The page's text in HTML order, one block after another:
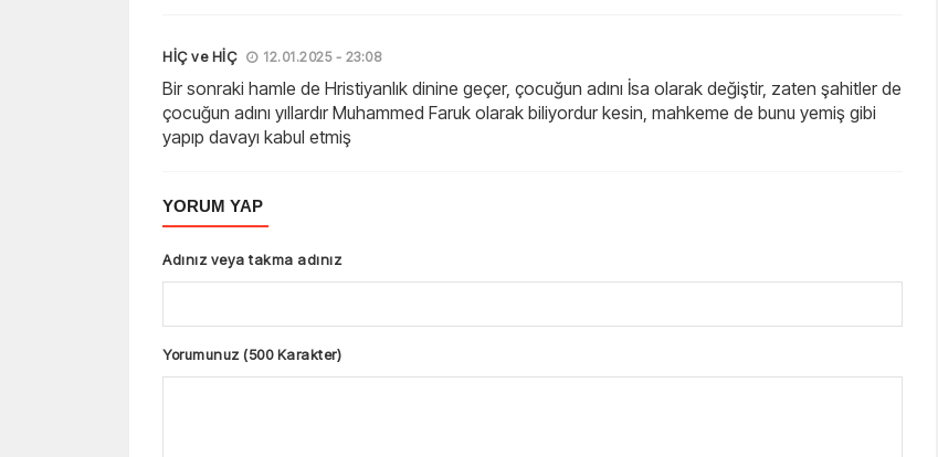
HİÇ ve HİÇ 12.01.2025 - 23:08
Bir sonraki hamle de Hristiyanlık dinine geçer, çocuğun adını İsa olarak değiştir, zaten şahitler de
çocuğun adını yıllardır Muhammed Faruk olarak biliyordur kesin, mahkeme de bunu yemiş gibi
yapıp davayı kabul etmiş
YORUM YAP
Adınız veya takma adınız
Yorumunuz (500 Karakter)